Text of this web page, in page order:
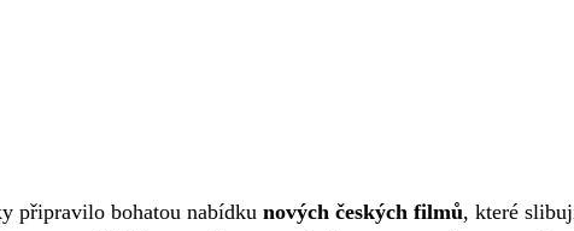
připravilo bohatou nabídku nových českých filmů, které